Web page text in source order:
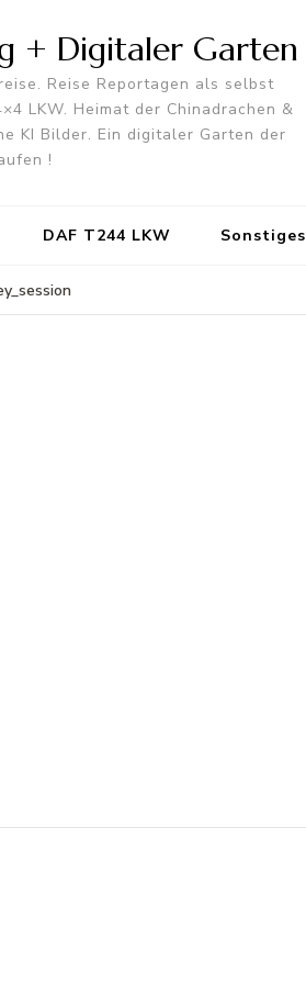
+ Digitaler Garten
Reise Reportagen als selbst
LKW. Heimat der Chinadrachen &
KI Bilder. Ein digitaler Garten der
!
DAF T244 LKW Sonstiges